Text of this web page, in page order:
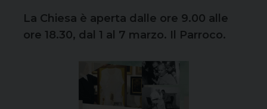
La Chiesa è aperta dalle ore 9.00 alle
ore 18.30, dal 1 al 7 marzo. Il Parroco.